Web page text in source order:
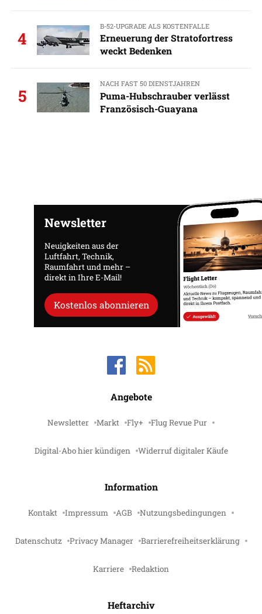
4
B-52-UPGRADE ALS KOSTENFALLE
Erneuerung der Stratofortress
weckt Bedenken
5
NACH FAST 50 DIENSTJAHREN
Puma-Hubschrauber verlässt
Französisch-Guayana
Newsletter
Neuigkeiten aus der
Luftfahrt, Technik,
Raumfahrt und mehr –
direkt in Ihre E-Mail!
Kostenlos abonnieren
Angebote
Newsletter Markt Fly+ Flug Revue Pur
Digital-Abo hier kündigen Widerruf digitaler Käufe
Information
Kontakt Impressum AGB Nutzungsbedingungen
Datenschutz Privacy Manager Barrierefreiheitserklärung
Karriere Redaktion
Heftarchiv